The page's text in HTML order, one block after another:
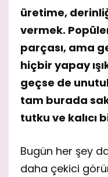
üretime,
vermek.
parçası, ama
hiçbir yapay
geçse de
tam burada
tutku ve kalıcı
Bugün her şey
daha çekici